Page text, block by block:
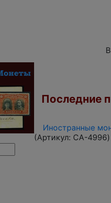
Последние
Иностранные
(Артикул: CA-4996)